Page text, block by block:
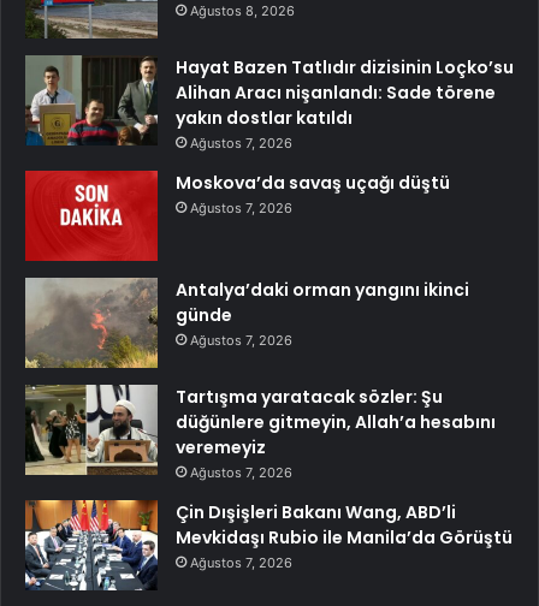
Ağustos 8, 2026
Hayat Bazen Tatlıdır dizisinin Loçko’su
Alihan Aracı nişanlandı: Sade törene
yakın dostlar katıldı
Ağustos 7, 2026
Moskova’da savaş uçağı düştü
Ağustos 7, 2026
Antalya’daki orman yangını ikinci
günde
Ağustos 7, 2026
Tartışma yaratacak sözler: Şu
düğünlere gitmeyin, Allah’a hesabını
veremeyiz
Ağustos 7, 2026
Çin Dışişleri Bakanı Wang, ABD’li
Mevkidaşı Rubio ile Manila’da Görüştü
Ağustos 7, 2026